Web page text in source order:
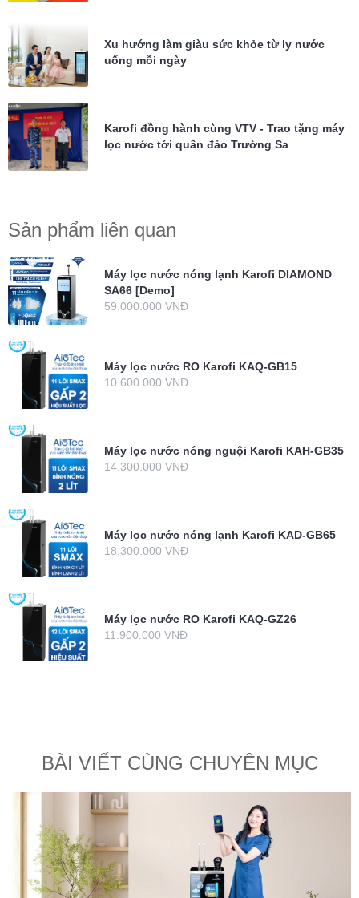
Xu hướng làm giàu sức khỏe từ ly nước
uống mỗi ngày
Karofi đồng hành cùng VTV - Trao tặng máy
lọc nước tới quần đảo Trường Sa
Sản phẩm liên quan
Máy lọc nước nóng lạnh Karofi DIAMOND
SA66 [Demo]
59.000.000 VNĐ
Máy lọc nước RO Karofi KAQ-GB15
10.600.000 VNĐ
Máy lọc nước nóng nguội Karofi KAH-GB35
14.300.000 VNĐ
Máy lọc nước nóng lạnh Karofi KAD-GB65
18.300.000 VNĐ
Máy lọc nước RO Karofi KAQ-GZ26
11.900.000 VNĐ
BÀI VIẾT CÙNG CHUYÊN MỤC